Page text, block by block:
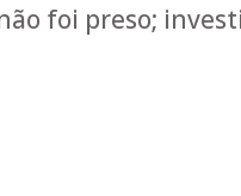
foi preso;